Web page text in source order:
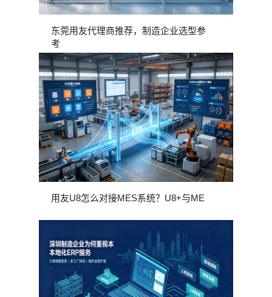
东莞用友代理商推荐，制造企业选型参
考
用友U8怎么对接MES系统？U8+与ME